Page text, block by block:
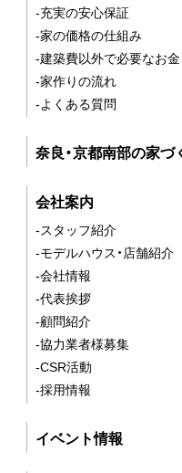
-充実の安心保証
-家の価格の仕組み
-建築費以外で必要なお金
-家作りの流れ
-よくある質問
奈良・京都南部の家
会社案内
-スタッフ紹介
-モデルハウス・店舗紹介
-会社情報
-代表挨拶
-顧問紹介
-協力業者様募集
-CSR活動
-採用情報
イベント情報